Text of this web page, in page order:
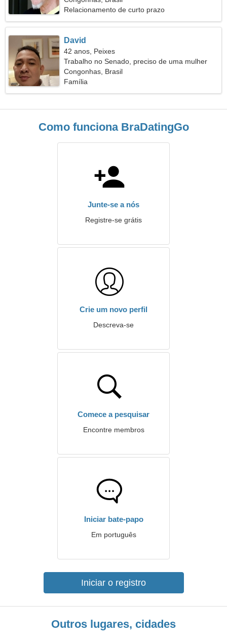
Relacionamento de curto prazo
David
42 anos, Peixes
Trabalho no Senado, preciso de uma mulher
maravilhosa
Congonhas, Brasil
Família
Como funciona BraDatingGo
Junte-se a nós
Registre-se grátis
Crie um novo perfil
Descreva-se
Comece a pesquisar
Encontre membros
Iniciar bate-papo
Em português
Iniciar o registro
Outros lugares, cidades